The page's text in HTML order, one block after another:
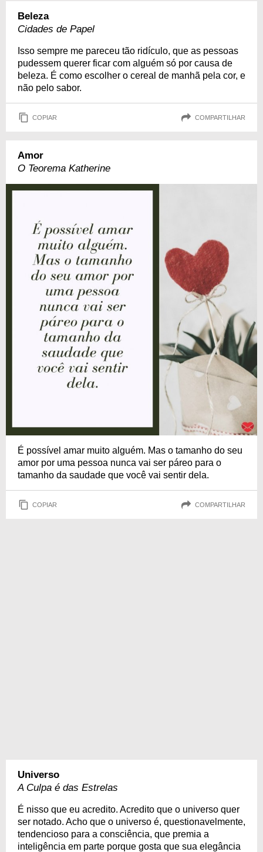
Beleza
Cidades de Papel
Isso sempre me pareceu tão ridículo, que as pessoas
pudessem querer ficar com alguém só por causa de
beleza. É como escolher o cereal de manhã pela cor, e
não pelo sabor.
COPIAR COMPARTILHAR
Amor
O Teorema Katherine
É possível amar muito alguém. Mas o tamanho do seu
amor por uma pessoa nunca vai ser páreo para o
tamanho da saudade que você vai sentir dela.
COPIAR COMPARTILHAR
Universo
A Culpa é das Estrelas
É nisso que eu acredito. Acredito que o universo quer
ser notado. Acho que o universo é, questionavelmente,
tendencioso para a consciência, que premia a
inteligência em parte porque gosta que sua elegância